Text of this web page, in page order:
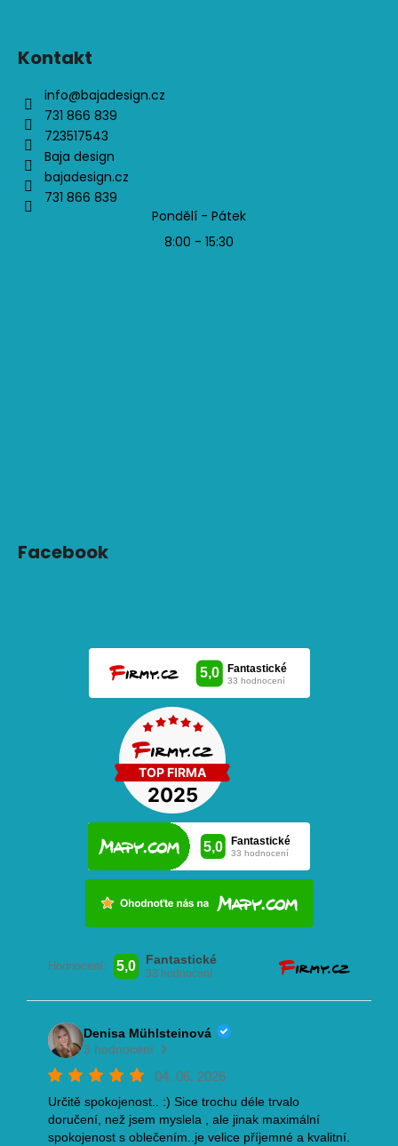
Kontakt
info@bajadesign.cz
731 866 839
723517543
Baja design
bajadesign.cz
731 866 839
Pondělí - Pátek
8:00 - 15:30
Facebook